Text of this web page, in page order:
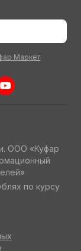
Маркет
ООО «Куфар
по курсу